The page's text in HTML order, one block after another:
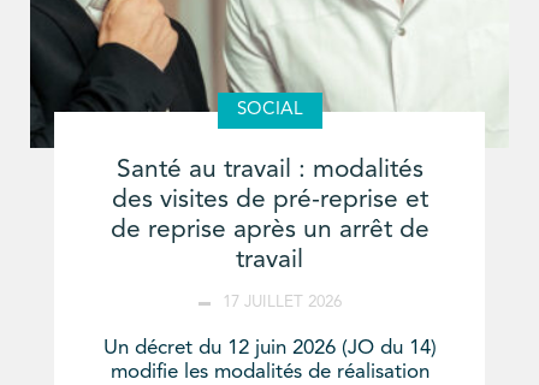
SOCIAL
Santé au travail : modalités
des visites de pré-reprise et
de reprise après un arrêt de
travail
17 JUILLET 2026
Un décret du 12 juin 2026 (JO du 14)
modifie les modalités de réalisation